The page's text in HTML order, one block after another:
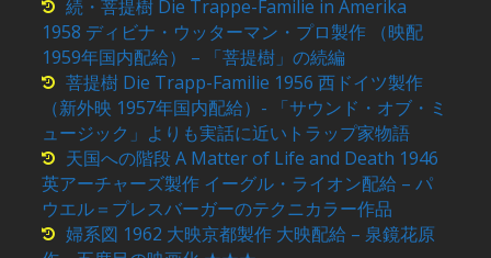
続・菩提樹 Die Trappe-Familie in Amerika
1958 ディビナ・ウッターマン・プロ製作 （映配
1959年国内配給） – 「菩提樹」の続編
菩提樹 Die Trapp-Familie 1956 西ドイツ製作
（新外映 1957年国内配給）- 「サウンド・オブ・ミ
ュージック」よりも実話に近いトラップ家物語
天国への階段 A Matter of Life and Death 1946
英アーチャーズ製作 イーグル・ライオン配給 – パ
ウエル＝プレスバーガーのテクニカラー作品
婦系図 1962 大映京都製作 大映配給 – 泉鏡花原